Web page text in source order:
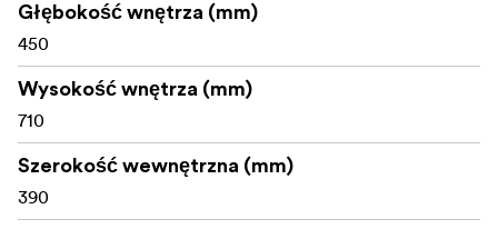
Głębokość wnętrza (mm)
450
Wysokość wnętrza (mm)
710
Szerokość wewnętrzna (mm)
390